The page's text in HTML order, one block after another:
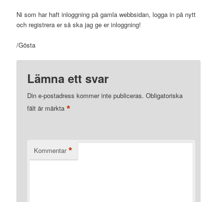
Ni som har haft inloggning på gamla webbsidan, logga in på nytt
och registrera er så ska jag ge er inloggning!
/Gösta
Lämna ett svar
Din e-postadress kommer inte publiceras. Obligatoriska
fält är märkta*
Kommentar *